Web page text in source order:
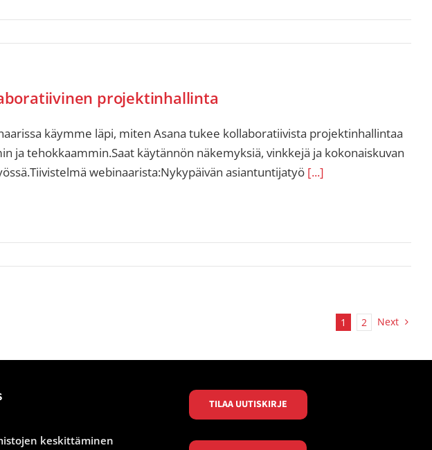
projektinhallinta
käymme läpi, miten Asana tukee kollaboratiivista projektinhallintaa
ja tehokkaammin.Saat käytännön näkemyksiä, vinkkejä ja kokonaiskuvan
webinaarista:Nykypäivän asiantuntijatyö[...]
1 2 Next
keskittäminen
TILAA UUTISKIRJE